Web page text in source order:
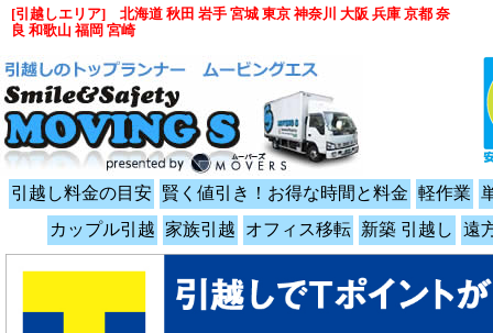
引越し料金の目安 賢く値引き！お得な時間と料金 軽作業
カップル引越 家族引越 オフィス移転 新築 引越し 遠
[引越しエリア] 北海道 秋田 岩手 宮城 東京 神奈川 大阪 兵庫 京都 奈
良 和歌山 福岡 宮崎